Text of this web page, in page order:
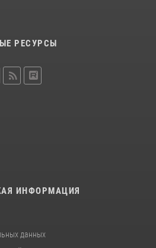
РЕСУРСЫ
ИНФОРМАЦИЯ
данных